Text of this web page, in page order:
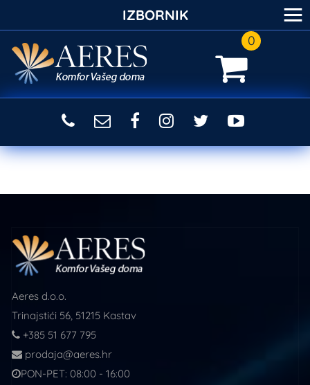
0
Aeres d.o.o.
Trinajstići 56, 51215 Kastav
+385 51 677 795
prodaja@aeres.hr
PON-PET: 08:00 - 16:00
IZBORNIK ≡